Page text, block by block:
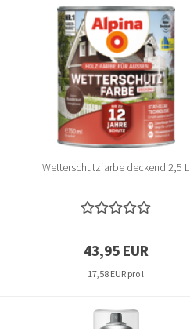
Organic Clever Silent - PS
Real Wood
Wetterschutzfarbe deckend 2,5 L
43,95 EUR
17,58 EUR pro l